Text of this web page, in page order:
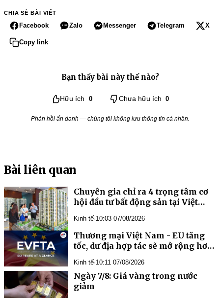
CHIA SẺ BÀI VIẾT
Facebook Zalo Messenger Telegram X
Copy link
Bạn thấy bài này thế nào?
Hữu ích 0 Chưa hữu ích 0
Phản hồi ẩn danh — chúng tôi không lưu thông tin cá nhân.
Bài liên quan
Chuyên gia chỉ ra 4 trọng tâm cơ
hội đầu tư bất động sản tại Việt
Kinh tế·10:03 07/08/2026
Thương mại Việt Nam - EU tăng
tốc, dư địa hợp tác sẽ mở rộng hơn
Kinh tế·10:11 07/08/2026
Ngày 7/8: Giá vàng trong nước
giảm